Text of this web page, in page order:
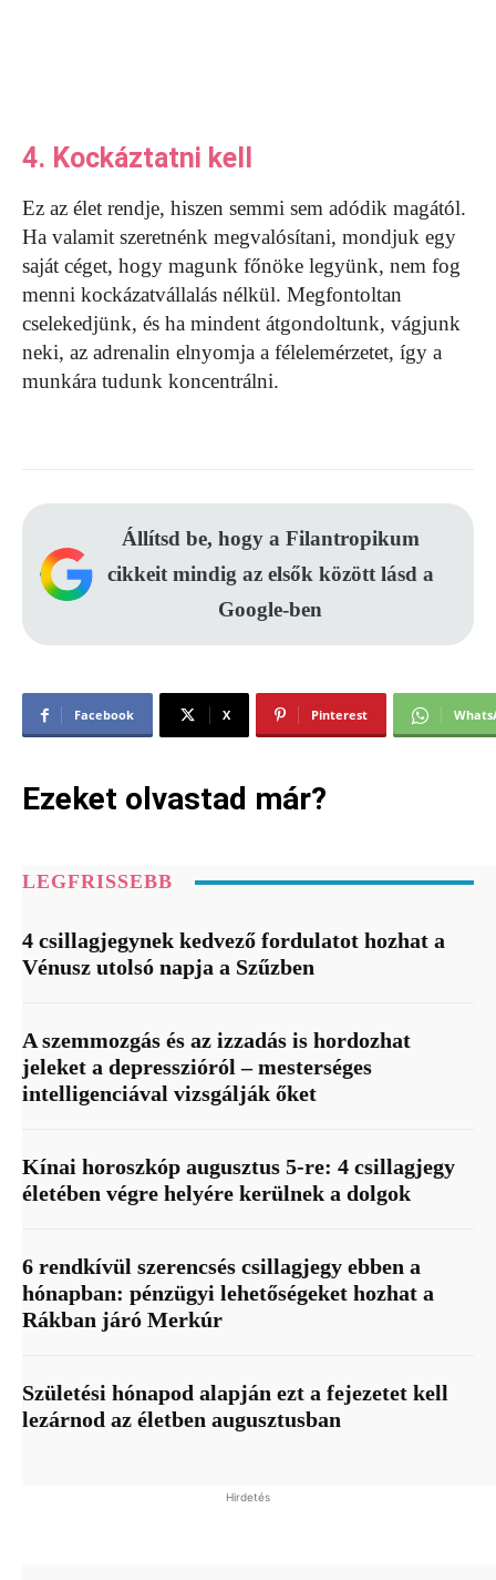
4. Kockáztatni kell
Ez az élet rendje, hiszen semmi sem adódik magától.
Ha valamit szeretnénk megvalósítani, mondjuk egy
saját céget, hogy magunk főnöke legyünk, nem fog
menni kockázatvállalás nélkül. Megfontoltan
cselekedjünk, és ha mindent átgondoltunk, vágjunk
neki, az adrenalin elnyomja a félelemérzetet, így a
munkára tudunk koncentrálni.
Állítsd be, hogy a Filantropikum
cikkeit mindig az elsők között lásd a
Google-ben
Facebook X Pinterest
Ezeket olvastad már?
LEGFRISSEBB
4 csillagjegynek kedvező fordulatot hozhat a
Vénusz utolsó napja a Szűzben
A szemmozgás és az izzadás is hordozhat
jeleket a depresszióról – mesterséges
intelligenciával vizsgálják őket
Kínai horoszkóp augusztus 5-re: 4 csillagjegy
életében végre helyére kerülnek a dolgok
6 rendkívül szerencsés csillagjegy ebben a
hónapban: pénzügyi lehetőségeket hozhat a
Rákban járó Merkúr
Születési hónapod alapján ezt a fejezetet kell
lezárnod az életben augusztusban
Hirdetés